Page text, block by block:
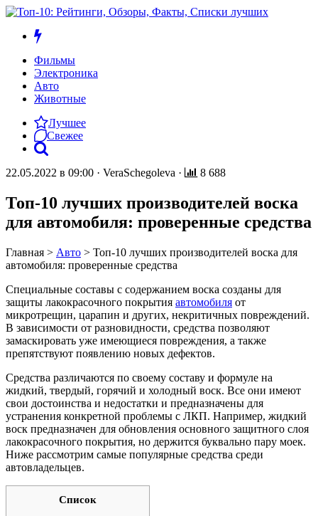
Фильмы
Электроника
Авто
Животные
Лучшее
Свежее
22.05.2022 в 09:00 · VeraSchegoleva · 8 688
Топ-10 лучших производителей воска
для автомобиля: проверенные средства
Главная > Авто > Топ-10 лучших производителей воска для
автомобиля: проверенные средства
Специальные составы с содержанием воска созданы для
защиты лакокрасочного покрытия автомобиля от
микротрещин, царапин и других, некритичных повреждений.
В зависимости от разновидности, средства позволяют
замаскировать уже имеющиеся повреждения, а также
препятствуют появлению новых дефектов.
Средства различаются по своему составу и формуле на
жидкий, твердый, горячий и холодный воск. Все они имеют
свои достоинства и недостатки и предназначены для
устранения конкретной проблемы с ЛКП. Например, жидкий
воск предназначен для обновления основного защитного слоя
лакокрасочного покрытия, но держится буквально пару моек.
Ниже рассмотрим самые популярные средства среди
автовладельцев.
Список